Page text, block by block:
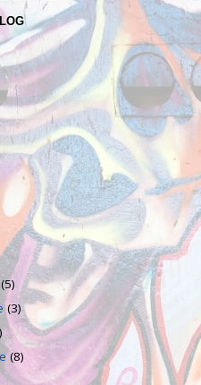
(5)
(3)
(8)